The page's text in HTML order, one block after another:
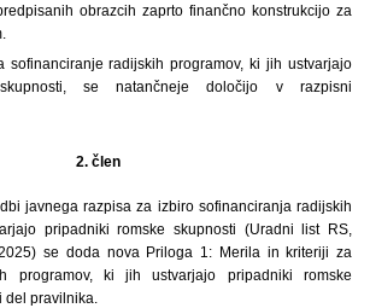
obrazcih zaprto finančno konstrukcijo za
sofinanciranje radijskih programov, ki jih ustvarjajo
se natančneje določijo v razpisni
2. člen
javnega razpisa za izbiro sofinanciranja radijskih
pripadniki romske skupnosti (Uradni list RS,
se doda nova Priloga 1: Merila in kriteriji za
programov, ki jih ustvarjajo pripadniki romske
del pravilnika.